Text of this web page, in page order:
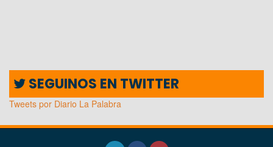
SEGUINOS EN TWITTER
Tweets por Diario La Palabra